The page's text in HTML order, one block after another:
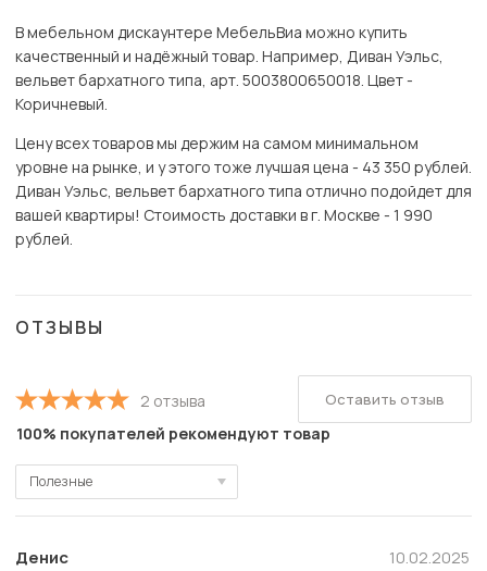
В мебельном дискаунтере МебельВиа можно купить
качественный и надёжный товар. Например, Диван Уэльс,
вельвет бархатного типа, арт. 5003800650018. Цвет -
Коричневый.
Цену всех товаров мы держим на самом минимальном
уровне на рынке, и у этого тоже лучшая цена - 43 350 рублей.
Диван Уэльс, вельвет бархатного типа отлично подойдет для
вашей квартиры! Стоимость доставки в г. Москве - 1 990
рублей.
ОТЗЫВЫ
2 отзыва
100% покупателей рекомендуют товар
Полезные
Полезные
Новые
Денис 10.02.2025
Оставить отзыв